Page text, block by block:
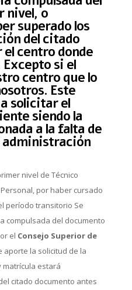
nivel, o
superado los
del citado
centro donde
si el
centro que lo
Este
solicitar el
siendo la
a la falta de
nivel de Técnico
por haber cursado
período transitorio Se
compulsada del documento
el Consejo Superior de
aporte la solicitud de la
matrícula estará
citado documento antes